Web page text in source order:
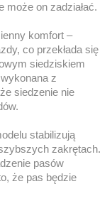
może on zadziałać.
komfort –
co przekłada się
siedziskiem
z
siedzenie nie
stabilizują
zakrętach.
pasów
że pas będzie